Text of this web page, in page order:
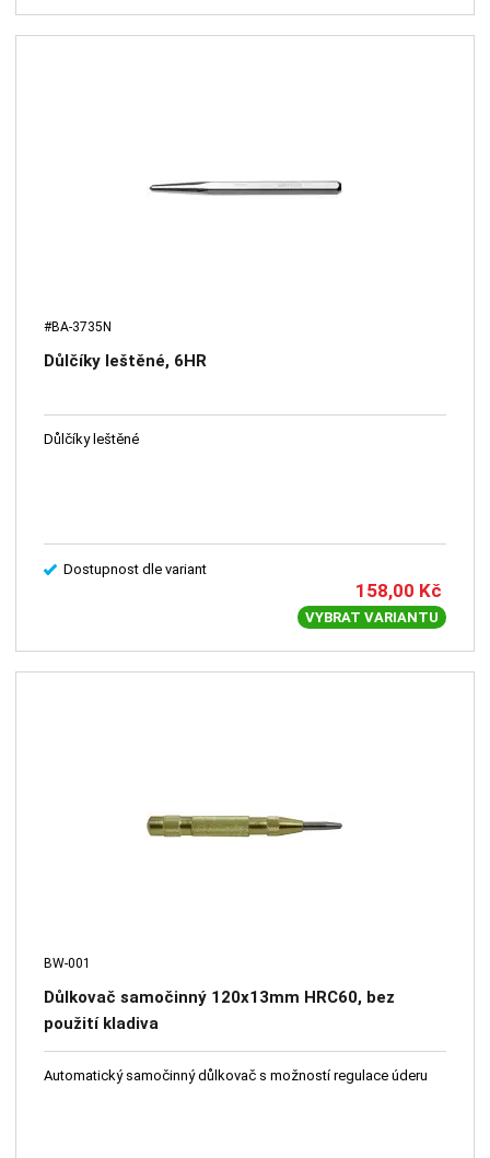
#BA-3735N
Důlčíky leštěné, 6HR
Důlčíky leštěné
Dostupnost dle variant
158,00 Kč
VYBRAT VARIANTU
BW-001
Důlkovač samočinný 120x13mm HRC60, bez
použití kladiva
Automatický samočinný důlkovač s možností regulace úderu